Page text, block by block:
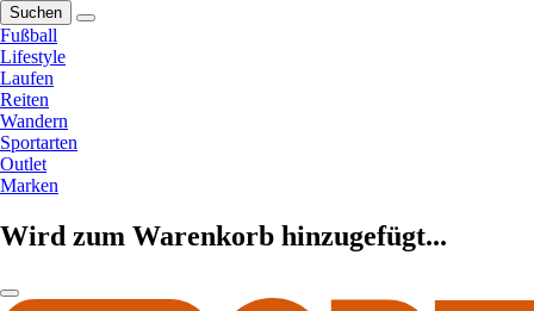
Suchen
Fußball
Lifestyle
Laufen
Reiten
Wandern
Sportarten
Outlet
Marken
Wird zum Warenkorb hinzugefügt...